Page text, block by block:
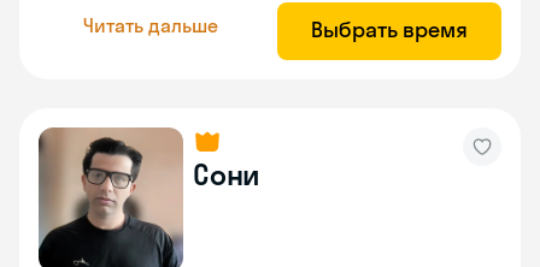
Читать дальше Выбрать время
Сони